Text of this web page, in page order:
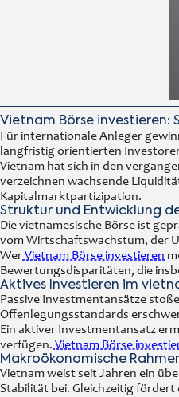
Vietnam Börse investieren:
Für internationale Anleger
langfristig orientierten
Vietnam hat sich in den
verzeichnen wachsende
Kapitalmarktpartizipation.
Struktur und Entwicklung
Die vietnamesische Börse ist
vom Wirtschaftswachstum, der
WerVietnam Börse investieren
Bewertungsdisparitäten, die
Aktives Investieren im
Passive Investmentansätze
Offenlegungsstandards
Ein aktiver Investmentansatz
verfügen. Vietnam Börse
Makroökonomische
Vietnam weist seit Jahren ein
Stabilität bei. Gleichzeitig